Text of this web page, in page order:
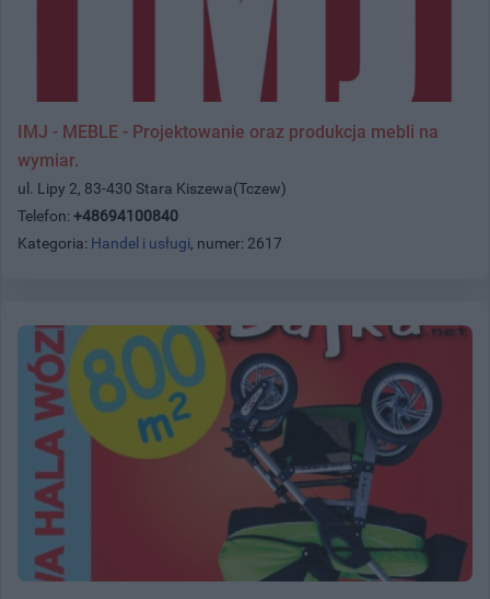
IMJ - MEBLE - Projektowanie oraz produkcja mebli na
wymiar.
ul. Lipy 2, 83-430 Stara Kiszewa(Tczew)
Telefon: +48694100840
Kategoria: Handel i usługi, numer: 2617